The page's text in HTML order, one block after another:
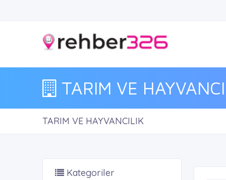
TARIM VE
TARIM VE HAYVANCILIK
Kategoriler